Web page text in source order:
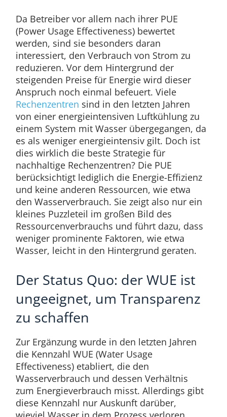
Da Betreiber vor allem nach ihrer PUE
(Power Usage Effectiveness) bewertet
werden, sind sie besonders daran
interessiert, den Verbrauch von Strom zu
reduzieren. Vor dem Hintergrund der
steigenden Preise für Energie wird dieser
Anspruch noch einmal befeuert. Viele
Rechenzentren sind in den letzten Jahren
von einer energieintensiven Luftkühlung zu
einem System mit Wasser übergegangen, da
es als weniger energieintensiv gilt. Doch ist
dies wirklich die beste Strategie für
nachhaltige Rechenzentren? Die PUE
berücksichtigt lediglich die Energie-Effizienz
und keine anderen Ressourcen, wie etwa
den Wasserverbrauch. Sie zeigt also nur ein
kleines Puzzleteil im großen Bild des
Ressourcenverbrauchs und führt dazu, dass
weniger prominente Faktoren, wie etwa
Wasser, leicht in den Hintergrund geraten.
Der Status Quo: der WUE ist
ungeeignet, um Transparenz
zu schaffen
Zur Ergänzung wurde in den letzten Jahren
die Kennzahl WUE (Water Usage
Effectiveness) etabliert, die den
Wasserverbrauch und dessen Verhältnis
zum Energieverbrauch misst. Allerdings gibt
diese Kennzahl nur Auskunft darüber,